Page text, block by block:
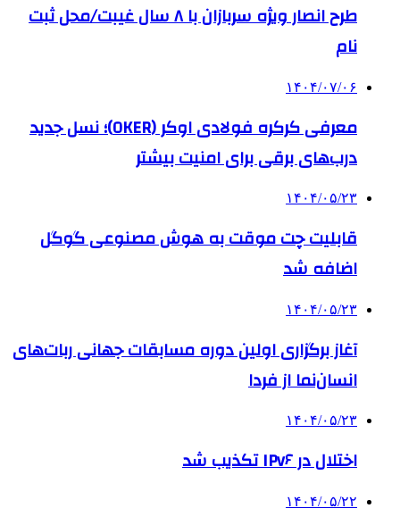
طرح انصار ویژه سربازان با ۸ سال غیبت/محل ثبت
نام
۱۴۰۴/۰۷/۰۶
معرفی کرکره فولادی اوکر (OKER)؛ نسل جدید
درب‌های برقی برای امنیت بیشتر
۱۴۰۴/۰۵/۲۳
قابلیت چت موقت به هوش مصنوعی گوگل
اضافه شد
۱۴۰۴/۰۵/۲۳
آغاز برگزاری اولین دوره مسابقات جهانی ربات‌های
انسان‌نما از فردا
۱۴۰۴/۰۵/۲۳
اختلال در IPv۶ تکذیب شد
۱۴۰۴/۰۵/۲۲